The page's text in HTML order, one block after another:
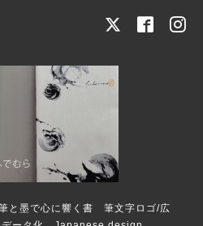
と墨で心に響く書 筆文字ロゴ/広